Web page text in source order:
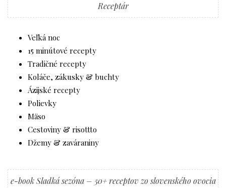
Receptár
Veľká noc
15 minútové recepty
Tradičné recepty
Koláče, zákusky & buchty
Ázijské recepty
Polievky
Mäso
Cestoviny & risottto
Džemy & zaváraniny
e-book Sladká sezóna – 50+ receptov zo slovenského ovocia